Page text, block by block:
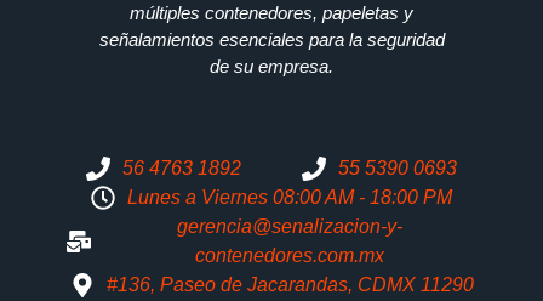
múltiples contenedores, papeletas y
señalamientos esenciales para la seguridad
de su empresa.
56 4763 1892
55 5390 0693
Lunes a Viernes 08:00 AM - 18:00 PM
gerencia@senalizacion-y-
contenedores.com.mx
#136, Paseo de Jacarandas, CDMX 11290